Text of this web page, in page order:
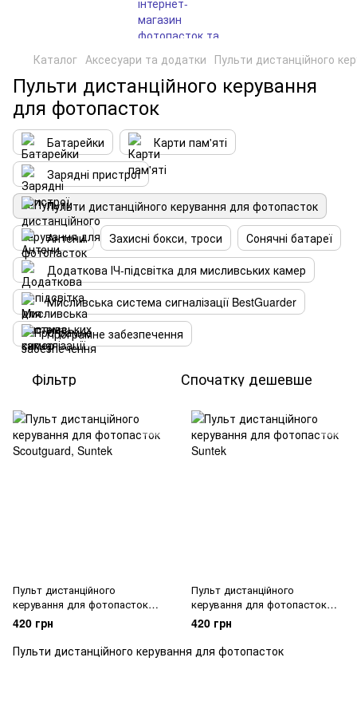
Каталог Аксесуари та додатки Пульти дистанційного
Пульти дистанційного керування
для фотопасток
Батарейки
Карти пам'яті
Зарядні пристрої
Пульти дистанційного керування для фотопасток
Антени
Захисні бокси, троси
Сонячні батареї
Додаткова ІЧ-підсвітка для мисливських камер
Мисливська система сигналізації BestGuarder
Програмне забезпечення
Фільтр Спочатку дешевше
Пульт дистанційного
керування для фотопасток
Scoutguard, Suntek
420 грн
Пульт дистанційного
керування для фотопасток
Suntek
420 грн
Пульти дистанційного керування для фотопасток